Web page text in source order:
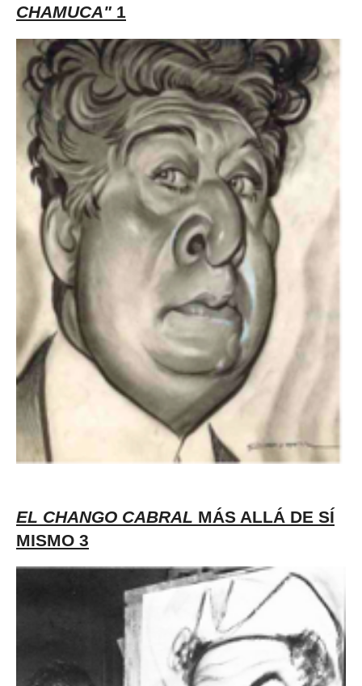
CHAMUCA" 1
EL CHANGO CABRAL MÁS ALLÁ DE SÍ
MISMO 3